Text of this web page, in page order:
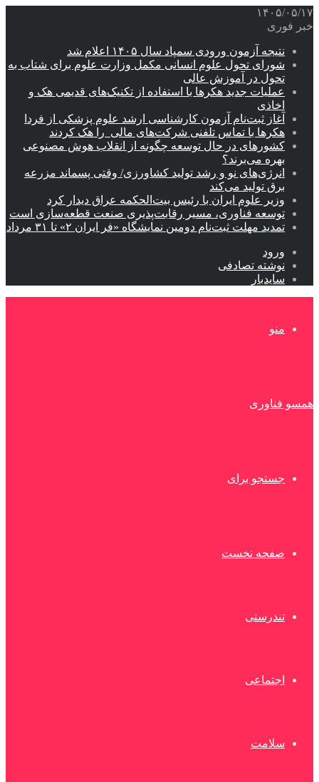
۱۴۰۵/۰۵/۱۷
خبر فوری
نتیجه آزمون ورودی سمپاد سال ۱۴۰۵ اعلام شد
شورای تحول علوم انسانی مکمل وزارت علوم برای شتاب به
تحول در آموزش عالی
عملیات جدید هکرها با استفاده از تکنیک‌های قدیمی هک و
اخاذی
آغاز ثبت‌نام‌ آزمون کارشناسی ارشد علوم پزشکی از فردا
هکرها با تماس تلفنی شرکت‌های مالی را هک کردند
کشورهای در حال توسعه چگونه از انقلاب هوش مصنوعی
بهره می‌برند؟
انرژی‌های نو و رشد تولید کشاورزی/ وقتی پسماند مزرعه‌
برق تولید می‌کند
وزیر علوم ایران با رئیس بیت‌الحکمه عراق دیدار کرد
توسعه فناوری، مسیر رقابت‌پذیری صنعت قطعه‌سازی است
تمدید مهلت ثبت‌نام دومین نمایشگاه «فر ایران ۲» تا ۳۱ مرداد
ورود
نوشته تصادفی
سایدبار
منو
همسو فناوری
جستجو برای
صفحه نخست
تندرستی
اجتماعی
سلامت